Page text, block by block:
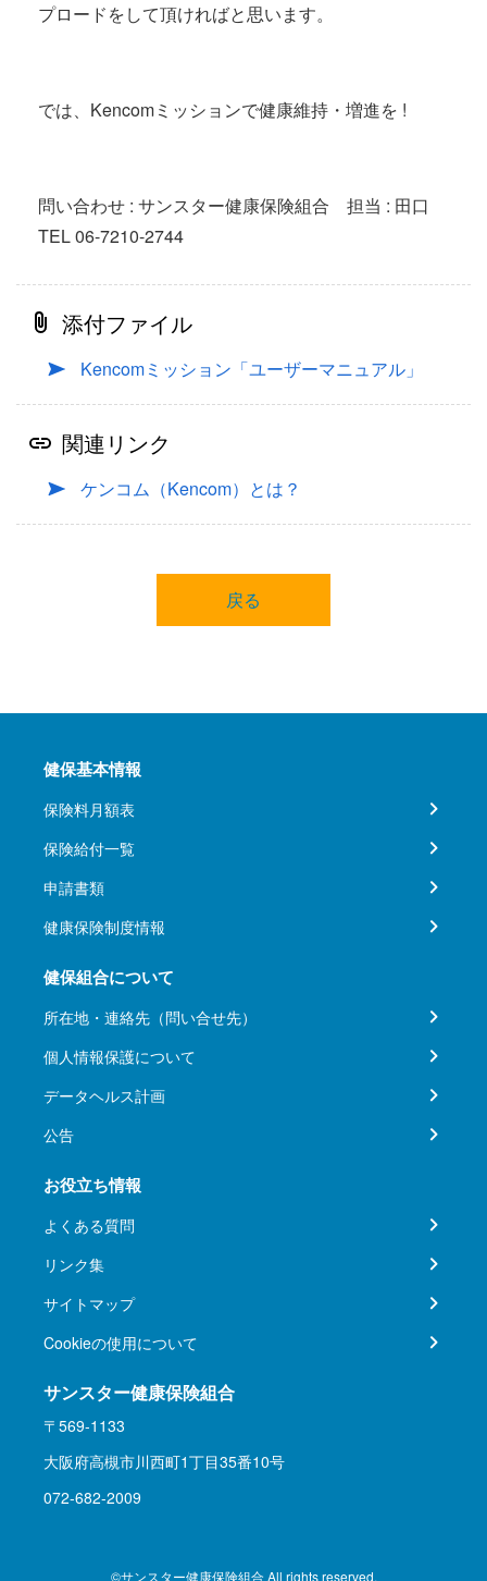
プロードをして頂ければと思います。
では、Kencomミッションで健康維持・増進を !
問い合わせ : サンスター健康保険組合 担当 : 田口
TEL 06-7210-2744
添付ファイル
Kencomミッション「ユーザーマニュアル」
関連リンク
ケンコム（Kencom）とは？
戻る
健保基本情報
保険料月額表
保険給付一覧
申請書類
健康保険制度情報
健保組合について
所在地・連絡先（問い合せ先）
個人情報保護について
データヘルス計画
公告
お役立ち情報
よくある質問
リンク集
サイトマップ
Cookieの使用について
サンスター健康保険組合
〒569-1133
大阪府高槻市川西町1丁目35番10号
072-682-2009
©サンスター健康保険組合 All rights reserved.